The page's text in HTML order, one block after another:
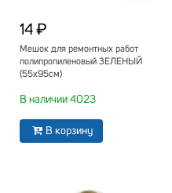
14 ₽
Мешок для ремонтных работ
полипропиленовый ЗЕЛЕНЫЙ
(55х95см)
В наличии 4023
В корзину